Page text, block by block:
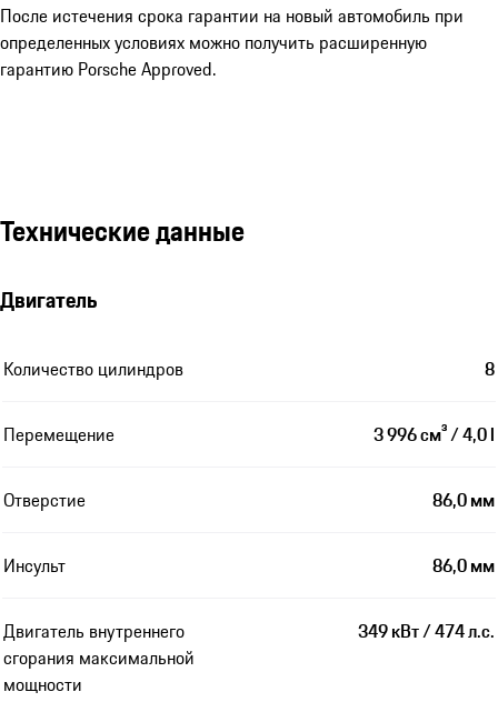
После истечения срока гарантии на новый автомобиль при
определенных условиях можно получить расширенную
гарантию Porsche Approved.
Технические данные
Двигатель
Количество цилиндров 8
Перемещение 3 996 см³ / 4,0 l
Отверстие 86,0 мм
Инсульт 86,0 мм
Двигатель внутреннего
сгорания максимальной
мощности
349 кВт / 474 л.с.